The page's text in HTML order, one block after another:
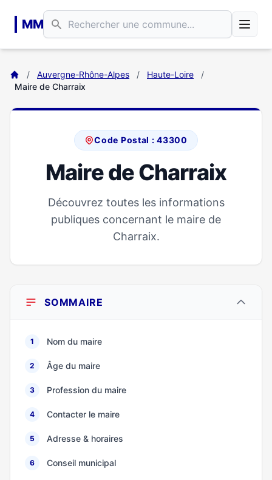
MM
/ Auvergne-Rhône-Alpes / Haute-Loire
/
Maire de Charraix
Code Postal : 43300
Maire de Charraix
Découvrez toutes les informations
publiques concernant le maire de
Charraix.
SOMMAIRE
1 Nom du maire
2 Âge du maire
3 Profession du maire
4 Contacter le maire
5 Adresse & horaires
6 Conseil municipal